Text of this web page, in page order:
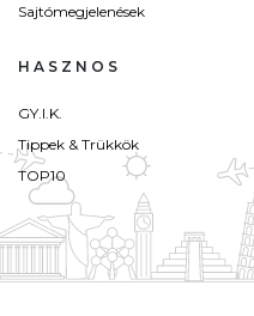
Sajtómegjelenések
HASZNOS
GY.I.K.
Tippek & Trükkök
TOP10